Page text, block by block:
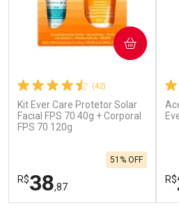
(42)
Kit Ever Care Protetor Solar
Facial FPS 70 40g + Corporal
FPS 70 120g
R$38,87
51% OFF
COMPRAR
R$